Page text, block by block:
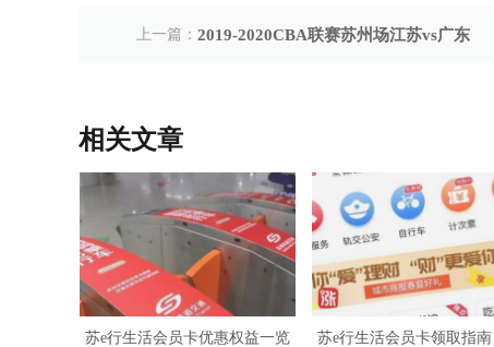
上一篇： 2019-2020CBA联赛苏州场江苏vs广东
相关文章
苏e行生活会员卡优惠权益一览 苏e行生活会员卡领取指南